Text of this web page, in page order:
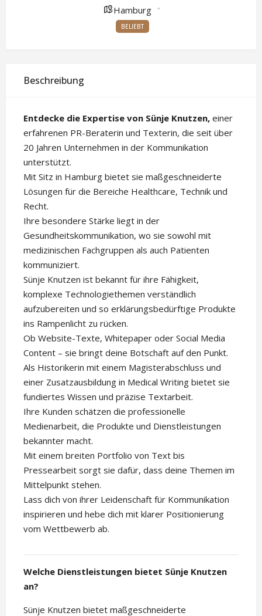
Hamburg
BELIEBT
Beschreibung
Entdecke die Expertise von Sünje Knutzen, einer
erfahrenen PR-Beraterin und Texterin, die seit über
20 Jahren Unternehmen in der Kommunikation
unterstützt.
Mit Sitz in Hamburg bietet sie maßgeschneiderte
Lösungen für die Bereiche Healthcare, Technik und
Recht.
Ihre besondere Stärke liegt in der
Gesundheitskommunikation, wo sie sowohl mit
medizinischen Fachgruppen als auch Patienten
kommuniziert.
Sünje Knutzen ist bekannt für ihre Fähigkeit,
komplexe Technologiethemen verständlich
aufzubereiten und so erklärungsbedürftige Produkte
ins Rampenlicht zu rücken.
Ob Website-Texte, Whitepaper oder Social Media
Content – sie bringt deine Botschaft auf den Punkt.
Als Historikerin mit einem Magisterabschluss und
einer Zusatzausbildung in Medical Writing bietet sie
fundiertes Wissen und präzise Textarbeit.
Ihre Kunden schätzen die professionelle
Medienarbeit, die Produkte und Dienstleistungen
bekannter macht.
Mit einem breiten Portfolio von Text bis
Pressearbeit sorgt sie dafür, dass deine Themen im
Mittelpunkt stehen.
Lass dich von ihrer Leidenschaft für Kommunikation
inspirieren und hebe dich mit klarer Positionierung
vom Wettbewerb ab.
Welche Dienstleistungen bietet Sünje Knutzen
an?
Sünje Knutzen bietet maßgeschneiderte